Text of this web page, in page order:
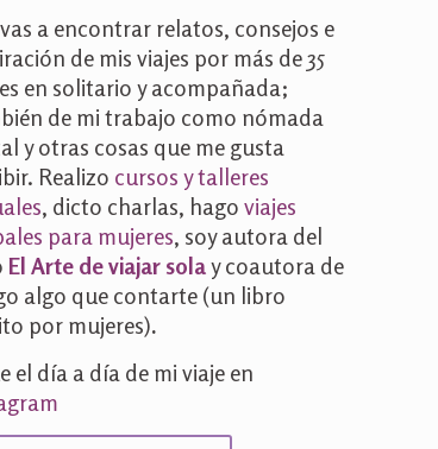
a encontrar relatos, consejos e
de mis viajes por más de 35
en solitario y acompañada;
de mi trabajo como nómada
y otras cosas que me gusta
Realizo cursos y talleres
, dicto charlas, hago viajes
para mujeres, soy autora del
El Arte de viajar solay coautora de
algo que contarte (un libro
por mujeres).
el día a día de mi viaje en